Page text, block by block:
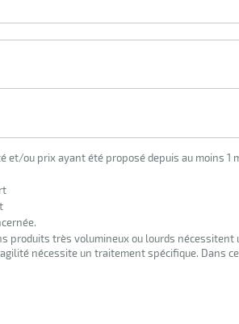
ou prix ayant été proposé depuis au moins 1
très volumineux ou lourds
nécessite un traitement spécifique. Dans